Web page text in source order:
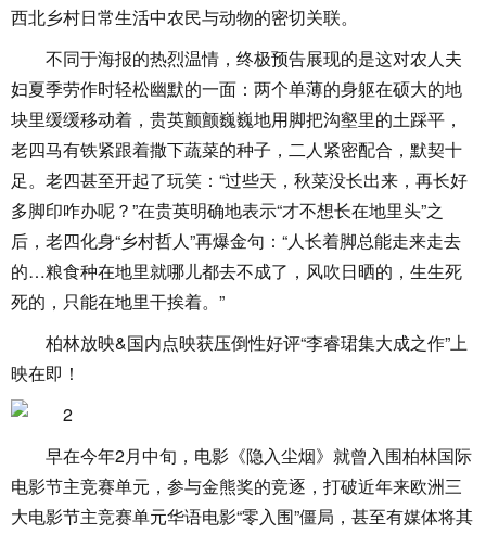
西北乡村日常生活中农民与动物的密切关联。
不同于海报的热烈温情，终极预告展现的是这对农人夫
妇夏季劳作时轻松幽默的一面：两个单薄的身躯在硕大的地
块里缓缓移动着，贵英颤颤巍巍地用脚把沟壑里的土踩平，
老四马有铁紧跟着撒下蔬菜的种子，二人紧密配合，默契十
足。老四甚至开起了玩笑：“过些天，秋菜没长出来，再长好
多脚印咋办呢？”在贵英明确地表示“才不想长在地里头”之
后，老四化身“乡村哲人”再爆金句：“人长着脚总能走来走去
的…粮食种在地里就哪儿都去不成了，风吹日晒的，生生死
死的，只能在地里干挨着。”
柏林放映&国内点映获压倒性好评“李睿珺集大成之作”上
映在即！
早在今年2月中旬，电影《隐入尘烟》就曾入围柏林国际
电影节主竞赛单元，参与金熊奖的竞逐，打破近年来欧洲三
大电影节主竞赛单元华语电影“零入围”僵局，甚至有媒体将其